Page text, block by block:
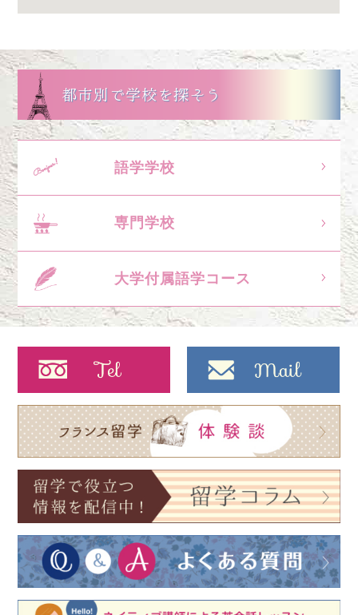
都市別で学校を探そう
語学学校
専門学校
大学付属語学コース